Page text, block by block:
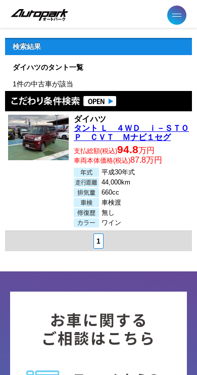
検索結果
ダイハツのタント一覧
1件の中古車が該当
ダイハツ
タント Ｌ ４ＷＤ ｉ－ＳＴＯ
Ｐ ＣＶＴ Ｍナビ１セグ
支払総額(税込)94.8万円
車両本体価格(税込)87.8万円
平成30年式
44,000km
660cc
車検渡
無し
ワイン
1
お車に関する
ご相談はこちら